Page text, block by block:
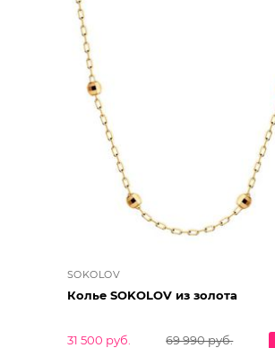
SOKOLOV
Колье SOKOLOV из золота
31 500 руб. 69 990 руб.